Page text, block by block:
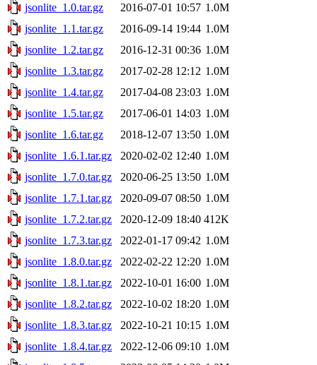
jsonlite_1.0.tar.gz
2016-07-01 10:57 1.0M
jsonlite_1.1.tar.gz
2016-09-14 19:44 1.0M
jsonlite_1.2.tar.gz
2016-12-31 00:36 1.0M
jsonlite_1.3.tar.gz
2017-02-28 12:12 1.0M
jsonlite_1.4.tar.gz
2017-04-08 23:03 1.0M
jsonlite_1.5.tar.gz
2017-06-01 14:03 1.0M
jsonlite_1.6.tar.gz
2018-12-07 13:50 1.0M
jsonlite_1.6.1.tar.gz
2020-02-02 12:40 1.0M
jsonlite_1.7.0.tar.gz
2020-06-25 13:50 1.0M
jsonlite_1.7.1.tar.gz
2020-09-07 08:50 1.0M
jsonlite_1.7.2.tar.gz
2020-12-09 18:40 412K
jsonlite_1.7.3.tar.gz
2022-01-17 09:42 1.0M
jsonlite_1.8.0.tar.gz
2022-02-22 12:20 1.0M
jsonlite_1.8.1.tar.gz
2022-10-01 16:00 1.0M
jsonlite_1.8.2.tar.gz
2022-10-02 18:20 1.0M
jsonlite_1.8.3.tar.gz
2022-10-21 10:15 1.0M
jsonlite_1.8.4.tar.gz
2022-12-06 09:10 1.0M